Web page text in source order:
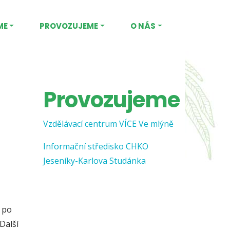
PROVOZUJEME O NÁS
Provozujeme
Vzdělávací centrum VÍCE Ve mlýně
Informační středisko CHKO
Jeseníky-Karlova Studánka